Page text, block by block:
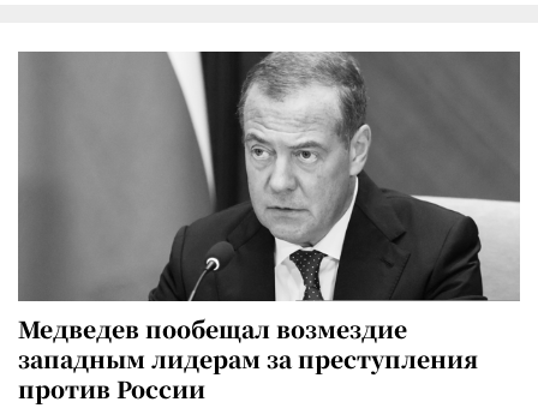
Медведев пообещал возмездие
западным лидерам за преступления
против России